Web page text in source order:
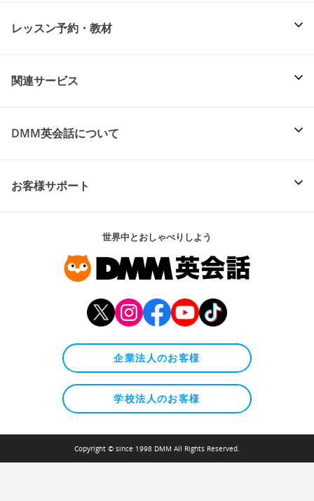
レッスン予約・教材
関連サービス
DMM英会話について
お客様サポート
世界中とおしゃべりしよう
企業法人のお客様
学校法人のお客様
Copyright © since 1998 DMM All Rights Reserved.